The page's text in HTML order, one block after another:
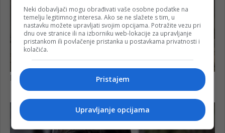
Neki dobavljači mogu obrađivati vaše osobne podatke na
temelju legitimnog interesa. Ako se ne slažete s tim, u
nastavku možete upravljati svojim opcijama. Potražite vezu pri
dnu ove stranice ili na izborniku web-lokacije za upravljanje
pristankom ili povlačenje pristanka u postavkama privatnosti i
kolačića.
Pristajem
Upravljanje opcijama